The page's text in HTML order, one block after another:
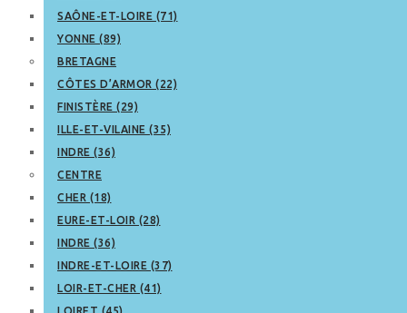
SAÔNE-ET-LOIRE (71)
YONNE (89)
BRETAGNE
CÔTES D’ARMOR (22)
FINISTÈRE (29)
ILLE-ET-VILAINE (35)
INDRE (36)
CENTRE
CHER (18)
EURE-ET-LOIR (28)
INDRE (36)
INDRE-ET-LOIRE (37)
LOIR-ET-CHER (41)